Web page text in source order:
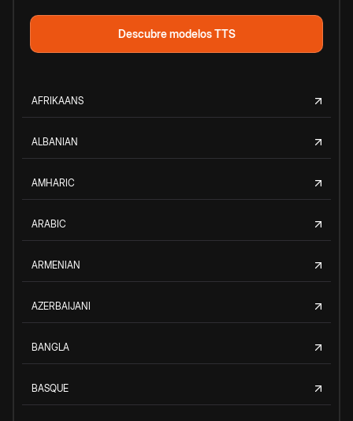
Descubre modelos TTS
AFRIKAANS
ALBANIAN
AMHARIC
ARABIC
ARMENIAN
AZERBAIJANI
BANGLA
BASQUE